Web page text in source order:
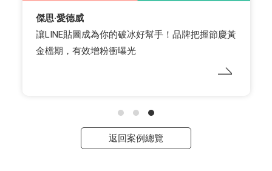
傑思·愛德威
讓LINE貼圖成為你的破冰好幫手！品牌把握節慶黃
金檔期，有效增粉衝曝光
返回案例總覽